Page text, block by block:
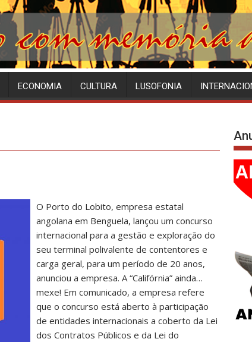
ECONOMIA CULTURA LUSOFONIA
O Porto do Lobito, empresa estatal
angolana em Benguela, lançou um concurso
internacional para a gestão e exploração do
seu terminal polivalente de contentores e
carga geral, para um período de 20 anos,
anunciou a empresa. A “Califórnia” ainda…
mexe! Em comunicado, a empresa refere
que o concurso está aberto à participação
de entidades internacionais a coberto da Lei
dos Contratos Públicos e da Lei do